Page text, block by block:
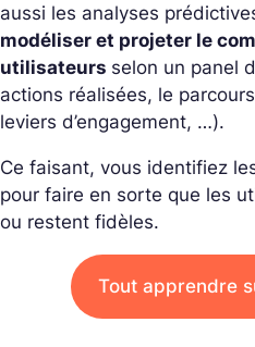
aussi les analyses
modéliser et projeter le
utilisateurs selon un panel
actions réalisées, le
leviers d’engagement, …).
Ce faisant, vous identifiez
pour faire en sorte que les
ou restent fidèles.
Tout apprendre